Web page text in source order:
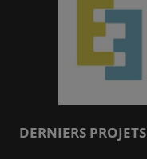
DERNIERS PROJETS